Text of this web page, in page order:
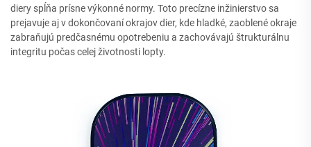
diery spĺňa prísne výkonné normy. Toto precízne inžinierstvo sa
prejavuje aj v dokončovaní okrajov dier, kde hladké, zaoblené okraje
zabraňujú predčasnému opotrebeniu a zachovávajú štrukturálnu
integritu počas celej životnosti lopty.